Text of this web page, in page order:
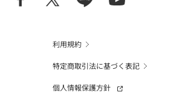
利用規約
特定商取引法に基づく表記
個人情報保護方針